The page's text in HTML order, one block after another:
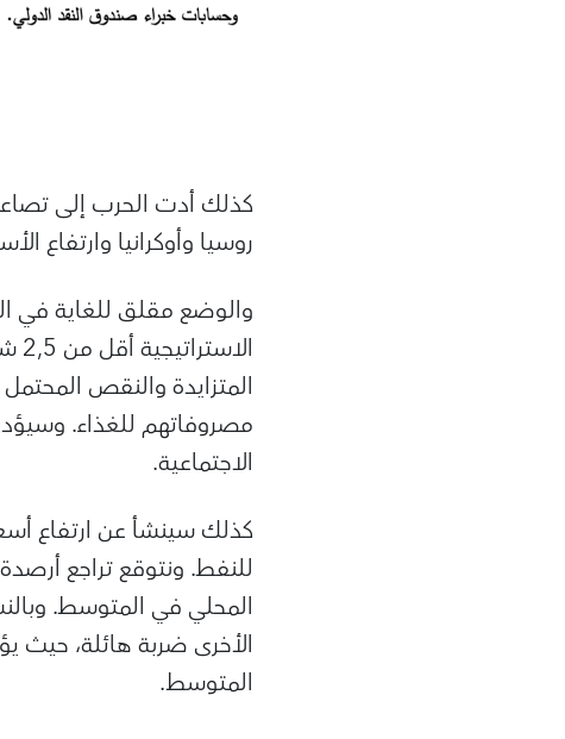
كذلك أدت الحرب إلى
روسيا وأوكرانيا وارتفاع
والوضع مقلق للغاية في
المتزايدة والنقص
مصروفاتهم للغذاء.
الاجتماعية.
كذلك سينشأ عن ارتفاع
للنفط. ونتوقع تراجع
المحلي في المتوسط.
المتوسط.